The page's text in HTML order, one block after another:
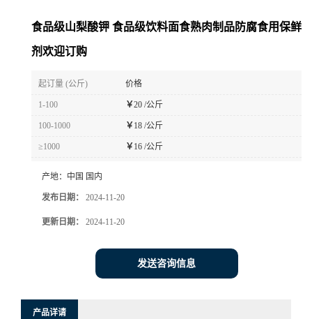
食品级山梨酸钾 食品级饮料面食熟肉制品防腐食用保鲜
剂欢迎订购
起订量 (公斤) 价格
1-100 ￥20 /公斤
100-1000 ￥ 18 /公斤
≥1000 ￥ 16 /公斤
产地： 中国 国内
发布日期： 2024-11-20
更新日期： 2024-11-20
发送咨询信息
产品详请